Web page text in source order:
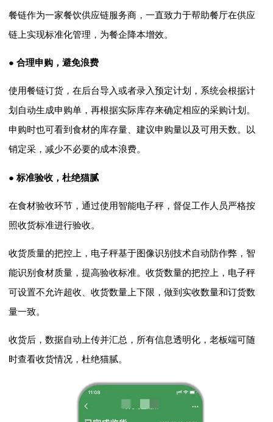
餐链作为一家餐饮供应链服务商，一直致力于帮助餐厅在供应
链上实现标准化管理，为餐企降本增效。
● 合理申购，避免浪费
使用餐链订货，在后台导入或者录入预定计划，系统会根据计
划自动生成申购单，再根据实际库存来确定相应的采购计划。
申购时也可看到食材的库存量、建议申购量以及可用天数。以
销定采，减少不必要的成本浪费。
● 标准验收，杜绝猫腻
在食材验收环节，通过使用智能电子秤，督促工作人员严格按
照收货标准进行验收。
收货质量的把控上，电子秤基于图像识别技术自动防作弊，智
能识别食材质量，提高验收标准。收货数量的把控上，电子秤
可设置不允许超收、收货数量上下限，做到实收数量和订货数
量一致。
收货后，数据自动上传并汇总，所有信息透明化，老板端可随
时查看收货情况，杜绝猫腻。